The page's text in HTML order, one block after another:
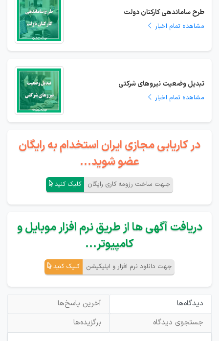
طرح ساماندهی کارکنان دولت
مشاهده تمام اخبار
تبدیل وضعیت نیروهای شرکتی
مشاهده تمام اخبار
در کاریابی مجازی ایران استخدام به رایگان
عضو شوید...
جـهت ساخت رزومه کاری رایگان کلیک کنید
دریافت آگهی ها از طریق نرم افزار موبایل و
کامپیوتر...
جهت دانلود نرم افزار و اپلیکیشن کلیک کنید
دیدگاه‌ها
آخرین پاسخ‌ها
جستجوی دیدگاه
برگزیده‌ها